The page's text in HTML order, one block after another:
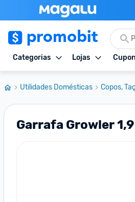
Categorias Lojas
Utilidades Domésticas Copos,
Garrafa Growler